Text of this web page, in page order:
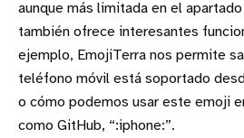
aunque más limitada en el
también ofrece interesantes
ejemplo, EmojiTerra nos permite
teléfono móvil está soportado
o cómo podemos usar este emoji
como GitHub, “:iphone:”.